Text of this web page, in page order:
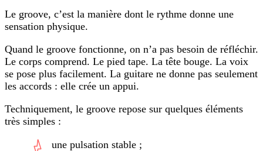
Le groove, c’est la manière dont le rythme donne une
sensation physique.
Quand le groove fonctionne, on n’a pas besoin de réfléchir.
Le corps comprend. Le pied tape. La tête bouge. La voix
se pose plus facilement. La guitare ne donne pas seulement
les accords : elle crée un appui.
Techniquement, le groove repose sur quelques éléments
très simples :
une pulsation stable ;